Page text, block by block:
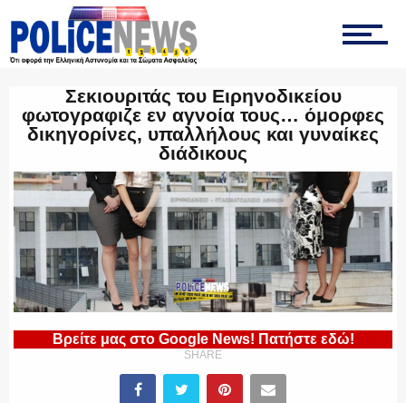
ΤΡΟΧΑΙΑ
ΟΠΚΕ
ΟΜΑΔΑ “Ζ”
Σεκιουριτάς του Ειρηνοδικείου
φωτογραφιζε εν αγνοία τους… όμορφες
δικηγορίνες, υπαλλήλους και γυναίκες
διάδικους
Βρείτε μας στο Google News! Πατήστε εδώ!
SHARE